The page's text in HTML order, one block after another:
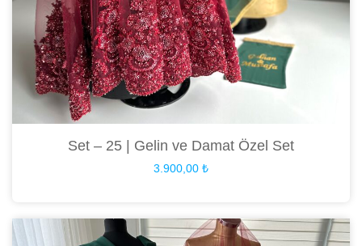
Set – 25 | Gelin ve Damat Özel Set
3.900,00 ₺